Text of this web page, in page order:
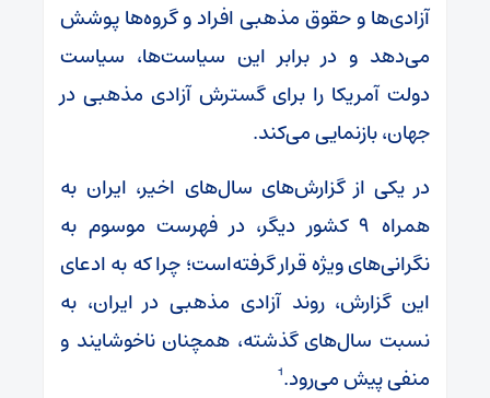
آزادی‌ها و حقوق مذهبی افراد و گروه‌ها پوشش
می‌دهد و در برابر این سیاست‌ها، سیاست
دولت آمریکا را برای گسترش آزادی مذهبی در
جهان، بازنمایی می‌کند.
در یکی از گزارش‌های سال‌های اخیر، ایران به
همراه ۹ کشور دیگر، در فهرست موسوم به
نگرانی‌های ویژه قرار گرفته‌است؛ چرا که به ادعای
این گزارش، روند آزادی مذهبی در ایران، به
نسبت سال‌های گذشته، همچنان ناخوشایند و
منفی پیش می‌رود.¹